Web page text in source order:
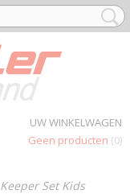
UW WINKELWAGEN
Geen producten (0)
Keeper Set Kids